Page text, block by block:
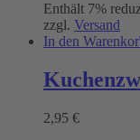
Enthält 7%
zzgl. Versand
In den
2,95 €